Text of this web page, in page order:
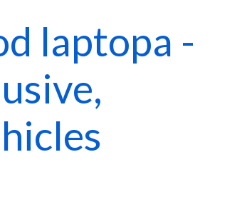
laptopa -